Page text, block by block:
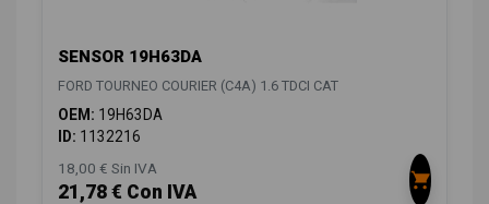
SENSOR 19H63DA
FORD TOURNEO COURIER (C4A) 1.6 TDCI CAT
OEM: 19H63DA
ID: 1132216
18,00 € Sin IVA
21,78 € Con IVA